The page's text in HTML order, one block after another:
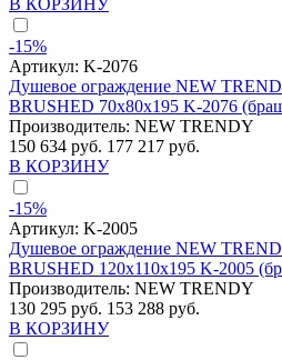
В КОРЗИНУ
-15%
Артикул: K-2076
Душевое ограждение NEW
BRUSHED 70x80x195 K-2076
Производитель: NEW TRENDY
150 634 руб. 177 217 руб.
В КОРЗИНУ
-15%
Артикул: K-2005
Душевое ограждение NEW
BRUSHED 120x110x195 K-2005
Производитель: NEW TRENDY
130 295 руб. 153 288 руб.
В КОРЗИНУ